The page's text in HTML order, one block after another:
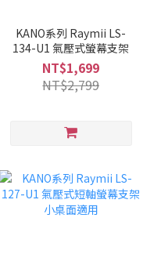
KANO系列 Raymii LS-
134-U1 氣壓式螢幕支架
NT$1,699
NT$2,799